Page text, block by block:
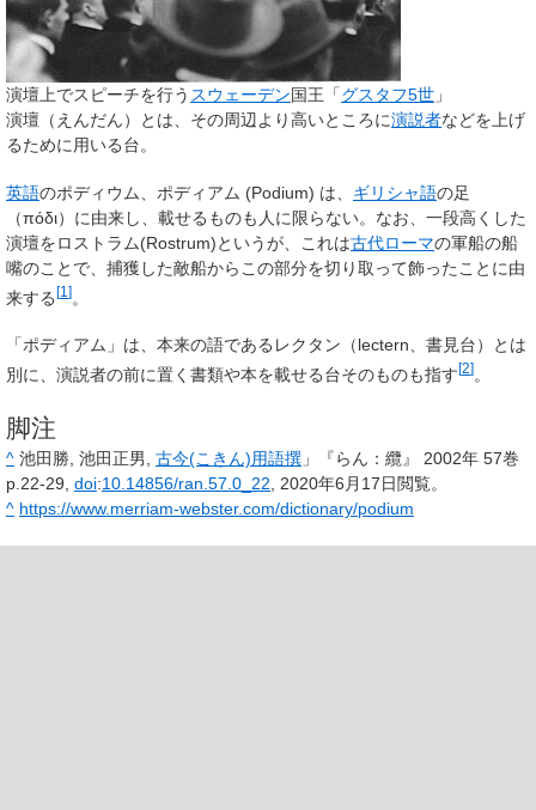
演壇上でスピーチを行う スウェーデン国王「グスタフ5世 」
演壇 （えんだん）とは、その周辺より高いところに演説者などを上げ
るために用いる台。
英語のポディウム、ポディアム (Podium) は、 ギリシャ語の足
（πόδι）に由来し、載せるものも人に限らない。なお、一段高くした
演壇をロストラム(Rostrum)というが、これは古代ローマの軍船の船
嘴のことで、捕獲した敵船からこの部分を切り取って飾ったことに由
来する[1 ]
「ポディアム」は、本来の語であるレクタン（lectern、書見台）とは
別に、演説者の前に置く書類や本を載せる台そのものも指す[2]。
脚注
^ 池田勝, 池田正男, 古今(こきん)用語撰 」『らん：纜』 2002年 57巻
p.22-29, doi:10.14856/ran.57.0_22 , 2020年6月17日閲覧。
^ https://www.merriam-webster.com/dictionary/podium